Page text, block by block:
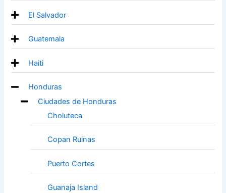
El Salvador
Guatemala
Haiti
Honduras
Ciudades de Honduras
Choluteca
Copan Ruinas
Puerto Cortes
Guanaja Island